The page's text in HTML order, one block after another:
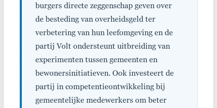
burgers directe zeggenschap geven over
de besteding van overheidsgeld ter
verbetering van hun leefomgeving en de
partij Volt ondersteunt uitbreiding van
experimenten tussen gemeenten en
bewonersinitiatieven. Ook investeert de
partij in competentieontwikkeling bij
gemeentelijke medewerkers om beter